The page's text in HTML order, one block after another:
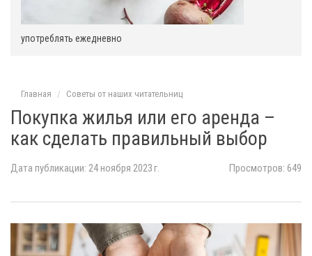
употреблять ежедневно
Главная Советы от наших читательниц
Покупка жилья или его аренда –
как сделать правильный выбор
Дата публикации: 24 ноября 2023 г. Просмотров: 649